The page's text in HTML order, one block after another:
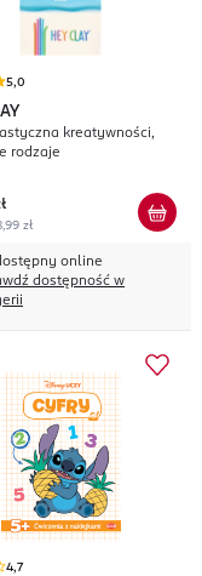
5,0
kreatywności,
rodzaje
zł
online
dostępność w
4,7